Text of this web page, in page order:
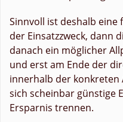
Sinnvoll ist deshalb eine
der Einsatzzweck, dann
danach ein möglicher
und erst am Ende der
innerhalb der konkreten
sich scheinbar günstige
Ersparnis trennen.